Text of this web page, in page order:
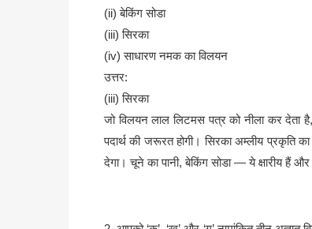
(ii) बेकिंग सोडा
(iii) सिरका
(iv) साधारण नमक का विलयन
उत्तर:
(iii) सिरका
जो विलयन लाल लिटमस पत्र को नीला कर देता
पदार्थ की जरूरत होगी। सिरका अम्लीय प्रकृति
देगा। चूने का पानी, बेकिंग सोडा — ये क्षारीय हैं